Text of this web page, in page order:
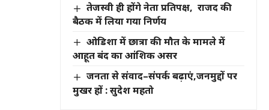
तेजस्वी ही होंगे नेता प्रतिपक्ष, राजद की
बैठक में लिया गया निर्णय
ओडिशा में छात्रा की मौत के मामले में
आहूत बंद का आंशिक असर
जनता से संवाद–संपर्क बढ़ाएं,जनमुद्दों पर
मुखर हों : सुदेश महतो